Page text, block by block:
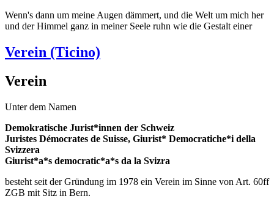
Wenn's dann um meine Augen dämmert, und die Welt um mich her
und der Himmel ganz in meiner Seele ruhn wie die Gestalt einer
Verein (Ticino)
Verein
Unter dem Namen
Demokratische Jurist*innen der Schweiz
Juristes Démocrates de Suisse, Giurist* Democratiche*i della
Svizzera
Giurist*a*s democratic*a*s da la Svizra
besteht seit der Gründung im 1978 ein Verein im Sinne von Art. 60ff
ZGB mit Sitz in Bern.